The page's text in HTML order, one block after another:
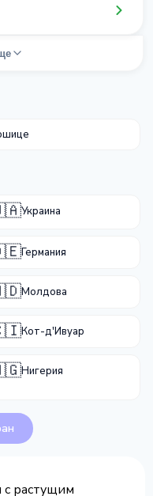
Украина
Германия
Молдова
Кот-д'Ивуар
Нигерия
с растущим